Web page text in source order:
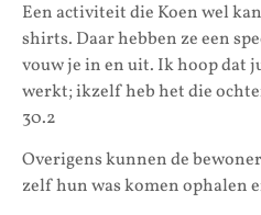
Een activiteit die Koen wel
shirts. Daar hebben ze een
vouw je in en uit. Ik hoop dat
werkt; ikzelf heb het die
30.2
Overigens kunnen de
zelf hun was komen ophalen